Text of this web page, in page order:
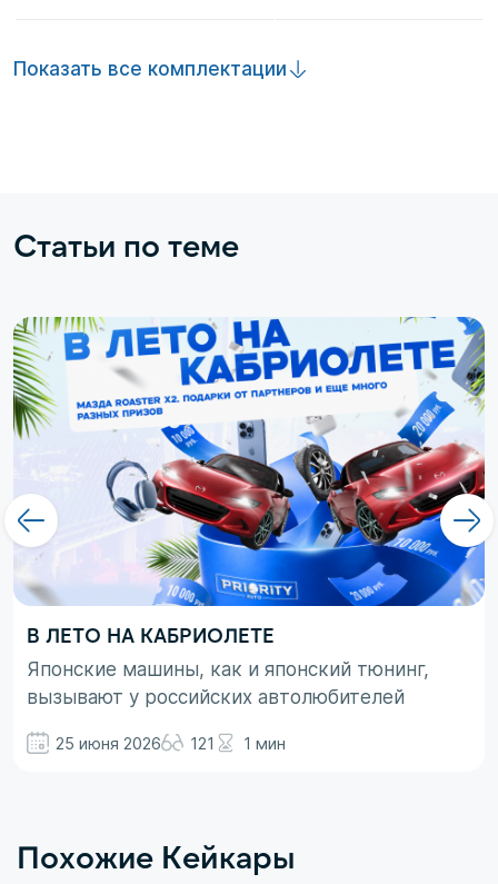
Показать все комплектации
Статьи по теме
В ЛЕТО НА КАБРИОЛЕТЕ
Японские машины, как и японский тюнинг,
вызывают у российских автолюбителей
просто ассоциируются с вполне понятными
Здесь больше доминирует чувство безумного
25 июня 2026 121 1 мин
Похожие Кейкары